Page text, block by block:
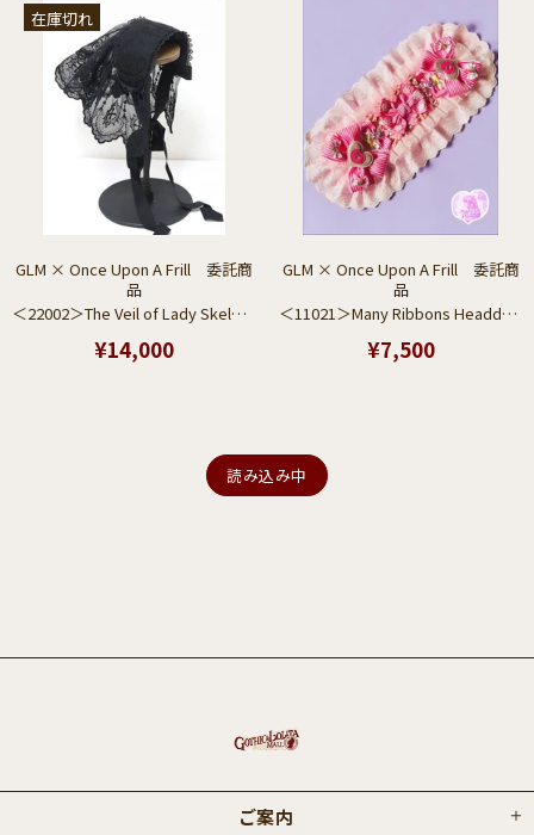
在庫切れ
GLM × Once Upon A Frill 委託商
品
＜22002＞The Veil of Lady Skeleton
¥14,000
GLM × Once Upon A Frill 委託商
品
＜11021＞Many Ribbons Headdress (Pink)
¥7,500
読み込み中
ご案内